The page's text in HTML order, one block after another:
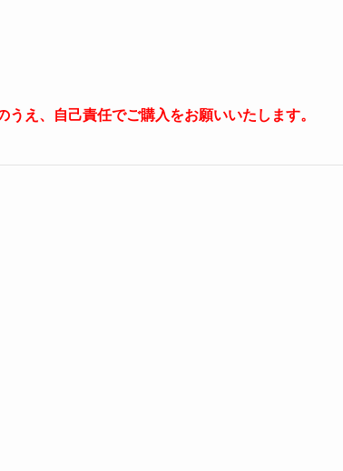
え、自己責任でご購入をお願いいたします。